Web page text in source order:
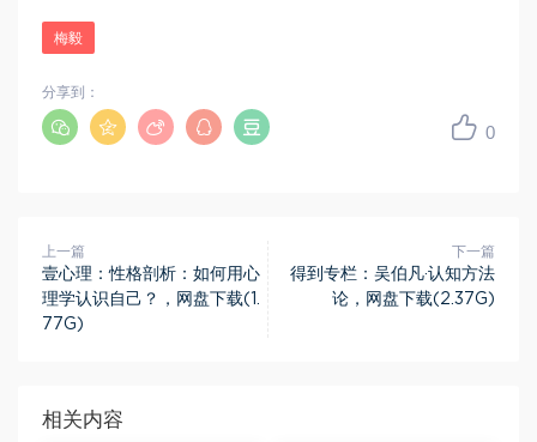
梅毅
0
分享到：
上一篇
壹心理：性格剖析：如何用心
理学认识自己？，网盘下载(1.
77G)
下一篇
得到专栏：吴伯凡·认知方法
论，网盘下载(2.37G)
相关内容